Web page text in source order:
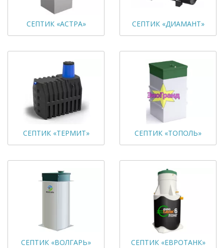
СЕПТИК «АСТРА» СЕПТИК «ДИАМАНТ»
СЕПТИК «ТЕРМИТ» СЕПТИК «ТОПОЛЬ»
СЕПТИК «ВОЛГАРЬ» СЕПТИК «ЕВРОТАНК»